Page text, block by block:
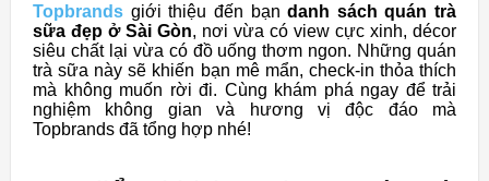
Topbrands giới thiệu đến bạndanh sách quán trà
sữa đẹp ở Sài Gòn, nơi vừa có view cực xinh, décor
siêu chất lại vừa có đồ uống thơm ngon. Những quán
trà sữa này sẽ khiến bạn mê mẩn, check-in thỏa thích
mà không muốn rời đi. Cùng khám phá ngay để trải
nghiệm không gian và hương vị độc đáo mà
Topbrands đã tổng hợp nhé!